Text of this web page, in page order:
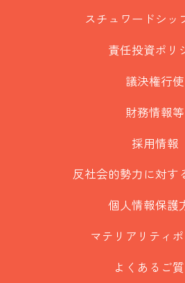
スチュワードシッ
責任投資ポリ
議決権行使
財務情報等
採用情報
反社会的勢力に対す
個人情報保護
マテリアリティ
よくあるご